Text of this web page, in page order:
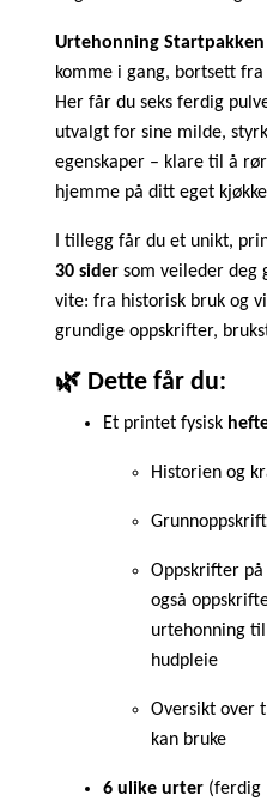
Urtehonning Startpakken
komme i gang, bortsett fra
Her får du seks ferdig
utvalgt for sine milde,
egenskaper – klare til å
hjemme på ditt eget
I tillegg får du et unikt,
30 sider som veileder deg
vite: fra historisk bruk og
grundige oppskrifter,
🌿 Dette får du:
Et printet fysisk
Historien og
Oppskrifter
også
urtehonning
hudpleie
Oversikt over
kan bruke
6 ulike urter (ferdig